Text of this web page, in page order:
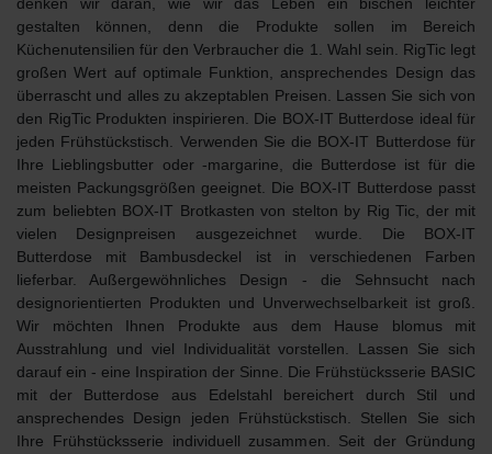
denken wir daran, wie wir das Leben ein bischen leichter
gestalten können, denn die Produkte sollen im Bereich
Küchenutensilien für den Verbraucher die 1. Wahl sein. RigTic legt
großen Wert auf optimale Funktion, ansprechendes Design das
überrascht und alles zu akzeptablen Preisen. Lassen Sie sich von
den RigTic Produkten inspirieren. Die BOX-IT Butterdose ideal für
jeden Frühstückstisch. Verwenden Sie die BOX-IT Butterdose für
Ihre Lieblingsbutter oder -margarine, die Butterdose ist für die
meisten Packungsgrößen geeignet. Die BOX-IT Butterdose passt
zum beliebten BOX-IT Brotkasten von stelton by Rig Tic, der mit
vielen Designpreisen ausgezeichnet wurde. Die BOX-IT
Butterdose mit Bambusdeckel ist in verschiedenen Farben
lieferbar. Außergewöhnliches Design - die Sehnsucht nach
designorientierten Produkten und Unverwechselbarkeit ist groß.
Wir möchten Ihnen Produkte aus dem Hause blomus mit
Ausstrahlung und viel Individualität vorstellen. Lassen Sie sich
darauf ein - eine Inspiration der Sinne. Die Frühstücksserie BASIC
mit der Butterdose aus Edelstahl bereichert durch Stil und
ansprechendes Design jeden Frühstückstisch. Stellen Sie sich
Ihre Frühstücksserie individuell zusammen. Seit der Gründung